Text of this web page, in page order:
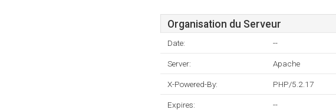
Organisation du Serveur
Date: --
Server: Apache
X-Powered-By: PHP/5.2.17
Expires: --